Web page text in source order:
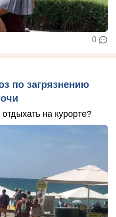
0
по загрязнению
на курорте?